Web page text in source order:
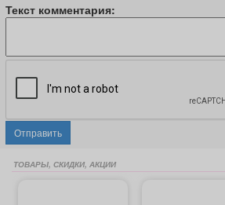
Текст комментария:
Отправить
ТОВАРЫ, СКИДКИ, АКЦИИ